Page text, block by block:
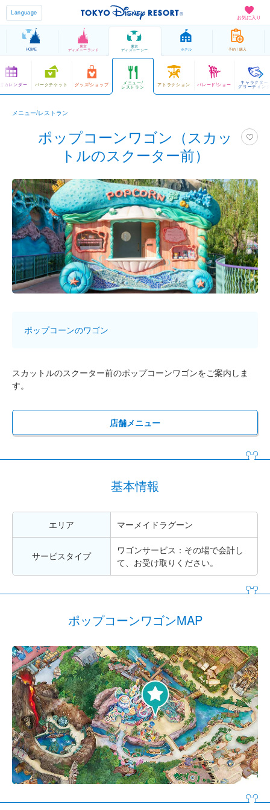
お気に入り
Language
HOME
東京
ディズニーランド
東京
ディズニーシー ホテル 予約 / 購入
カレンダー パークチケット グッズ/ショップ メニュー/
レストラン アトラクション パレード/ショー キャラクター
グリーティング
メニュー/レストラン
ポップコーンワゴン（スカッ
トルのスクーター前）
ポップコーンのワゴン
スカットルのスクーター前のポップコーンワゴンをご案内しま
す。
店舗メニュー
基本情報
エリア マーメイドラグーン
サービスタイプ
ワゴンサービス：その場で会計し
て、お受け取りください。
ポップコーンワゴンMAP